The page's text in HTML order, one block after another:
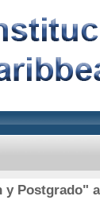
Postgrado"